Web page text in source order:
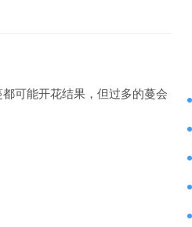
可能开花结果，但过多的蔓会